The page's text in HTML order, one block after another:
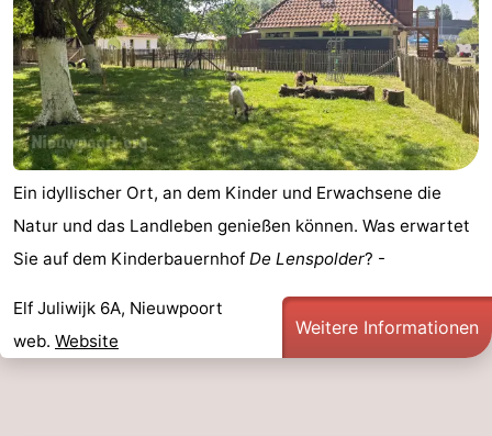
Ein idyllischer Ort, an dem Kinder und Erwachsene die
Natur und das Landleben genießen können. Was erwartet
Sie auf dem Kinderbauernhof De Lenspolder? -
Elf Juliwijk 6A, Nieuwpoort
web. Website
Weitere Informationen